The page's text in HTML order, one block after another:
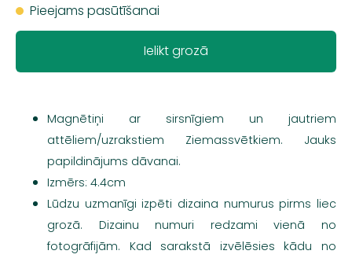
Pieejams pasūtīšanai
Ielikt grozā
Magnētiņi ar sirsnīgiem un jautriem
attēliem/uzrakstiem Ziemassvētkiem. Jauks
papildinājums dāvanai.
Izmērs: 4.4cm
Lūdzu uzmanīgi izpēti dizaina numurus pirms liec
grozā. Dizainu numuri redzami vienā no
fotogrāfijām. Kad sarakstā izvēlēsies kādu no